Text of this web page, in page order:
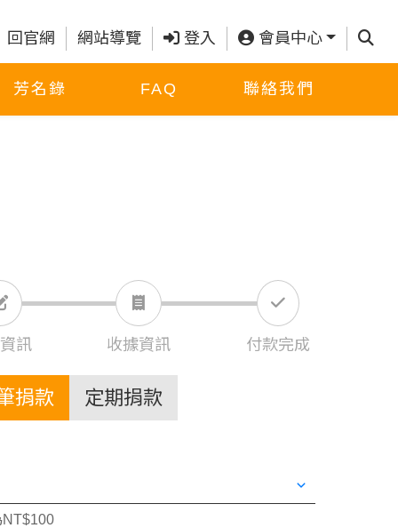
回官網 網站導覽 登入 會員中心 查詢
芳名錄 FAQ 聯絡我們
訊 收據資訊 付款完成
捐款 定期捐款
NT$100